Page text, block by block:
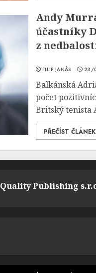
Andy
účastníky
z
FILIP JANÁS 23/
Balkánská
počet
Britský tenista
PŘEČÍST ČLÁNEK
Quality Publishing